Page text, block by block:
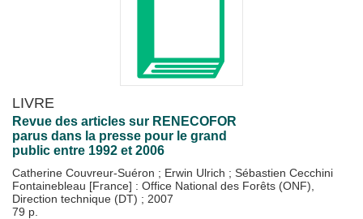
LIVRE
Revue des articles sur RENECOFOR
parus dans la presse pour le grand
public entre 1992 et 2006
Catherine Couvreur-Suéron ; Erwin Ulrich ; Sébastien Cecchini
Fontainebleau [France] : Office National des Forêts (ONF),
Direction technique (DT) ; 2007
79 p.